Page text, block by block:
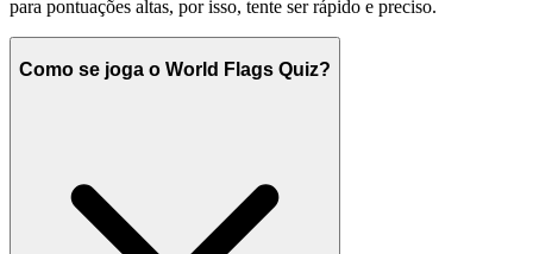
para pontuações altas, por isso, tente ser rápido e preciso.
Como se joga o World Flags Quiz?